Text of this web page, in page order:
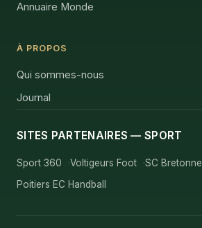
Annuaire Monde
À PROPOS
Qui sommes-nous
Journal
SITES PARTENAIRES — SPORT
Sport 360 Voltigeurs Foot
SC Bretonne
Poitiers EC Handball